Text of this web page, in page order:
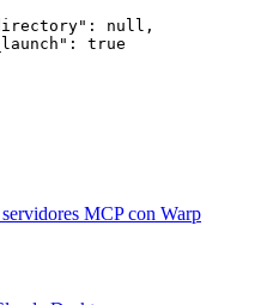
: null ,
: true
MCP con Warp